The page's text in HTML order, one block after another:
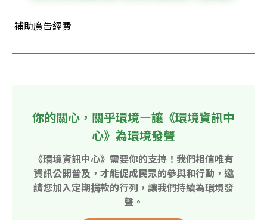
補助廣告經費
你的關心，關乎環境—讓《環境資訊中
心》為環境發聲
《環境資訊中心》需要你的支持！我們相信唯有
資訊公開普及，才能促成民眾的參與和行動，邀
請您加入定期捐款的行列，讓我們持續為環境發
聲。